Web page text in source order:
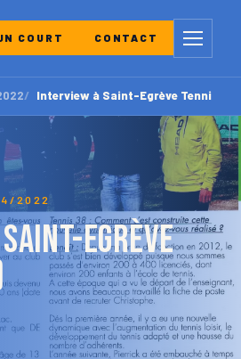
COURT CONTACT Menu
Interview à Saint-Egrève Tennis
2022
Egrève